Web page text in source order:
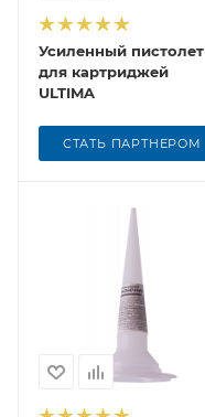
Усиленный пистолет
для картриджей
ULTIMA
СТАТЬ ПАРТНЕРОМ